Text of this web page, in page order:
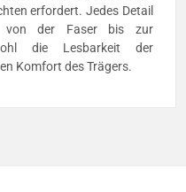
erfordert. Jedes Detail
von der Faser bis zur
die Lesbarkeit der
Komfort des Trägers.